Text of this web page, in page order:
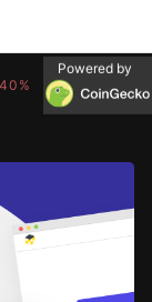
BNB $592.50
Powered by